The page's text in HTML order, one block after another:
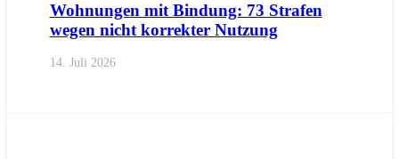
Wohnungen mit Bindung: 73 Strafen
wegen nicht korrekter Nutzung
14. Juli 2026